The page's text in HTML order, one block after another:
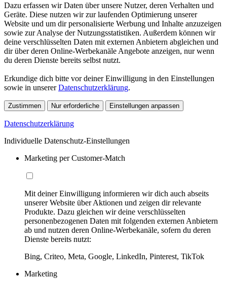
Dazu erfassen wir Daten über unsere Nutzer, deren Verhalten und
Geräte. Diese nutzen wir zur laufenden Optimierung unserer
Website und um dir personalisierte Werbung und Inhalte anzuzeigen
sowie zur Analyse der Nutzungsstatistiken. Außerdem können wir
deine verschlüsselten Daten mit externen Anbietern abgleichen und
dir über deren Online-Werbekanäle Angebote anzeigen, nur wenn
du deren Dienste bereits selbst nutzt.
Erkundige dich bitte vor deiner Einwilligung in den Einstellungen
sowie in unsererDatenschutzerklärung.
Zustimmen Nur erforderliche Einstellungen anpassen
Datenschutzerklärung
Individuelle Datenschutz-Einstellungen
Marketing per Customer-Match
Mit deiner Einwilligung informieren wir dich auch abseits
unserer Website über Aktionen und zeigen dir relevante
Produkte. Dazu gleichen wir deine verschlüsselten
personenbezogenen Daten mit folgenden externen Anbietern
ab und nutzen deren Online-Werbekanäle, sofern du deren
Dienste bereits nutzt:
Bing, Criteo, Meta, Google, LinkedIn, Pinterest, TikTok
Marketing